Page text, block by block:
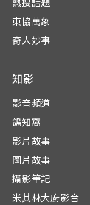
熱搜話題
東協萬象
奇人妙事
知影
影音頻道
鴿知窩
影片故事
圖片故事
攝影筆記
米其林大廚影音